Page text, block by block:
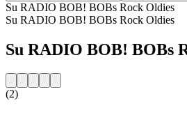
Su RADIO BOB! BOBs Rock Oldies
Su RADIO BOB! BOBs Rock Oldies
Su RADIO BOB! BOBs
(2)